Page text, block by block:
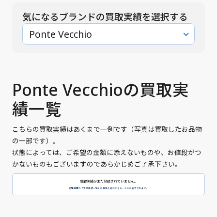
気になるブランドの買取実績を選択する
Ponte Vecchio
Ponte Vecchioの買取実
績一覧
こちらの買取実績はあくまで一例です（写真は買取したお品物
の一部です）。
状態によっては、ご希望の金額に添えないものや、お値段がつ
かないものもございますのであらかじめご了承下さい。
買取実績がまだ登録されていません。
管理画面の「買取実績一覧」に投稿を追加すると、ここに表示されます。